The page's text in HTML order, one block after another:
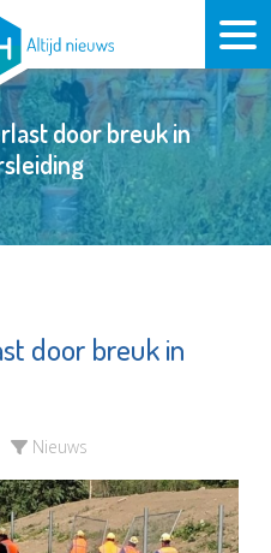
door breuk in
door breuk in
Nieuws